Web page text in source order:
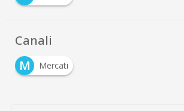
Canali
M
Mercati